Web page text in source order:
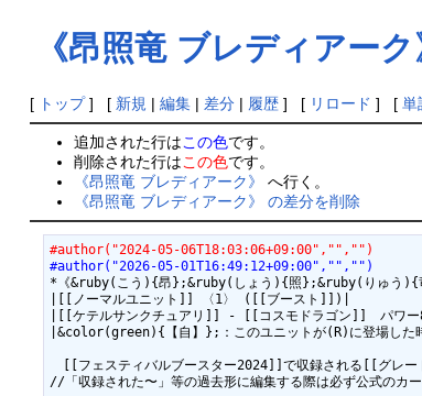
《昂照竜 ブレディアーク
[ トップ] [ 新規 | 編集| 差分| 履歴] [ リロード ] [ 単
追加された行はこの色です。
削除された行はこの色です。
《昂照竜 ブレディアーク》
へ行く。
《昂照竜 ブレディアーク》 の差分を削除
#author("2024-05-06T18:03:06+09:00","","")
#author("2026-05-01T16:49:12+09:00","","")
*《&ruby(こう){昂};&ruby(しょう){照};&ruby(りゅう){
|[[ノーマルユニット]] 〈1〉 ([[ブースト]])|
|[[ケテルサンクチュアリ]] - [[コスモドラゴン]]　パワ
|&color(green){【自】};：このユニットが(R)に登場した時
[[フェスティバルブースター2024]]で収録される[[グレ
//「収録された〜」等の過去形に編集する際は必ず公式のカ